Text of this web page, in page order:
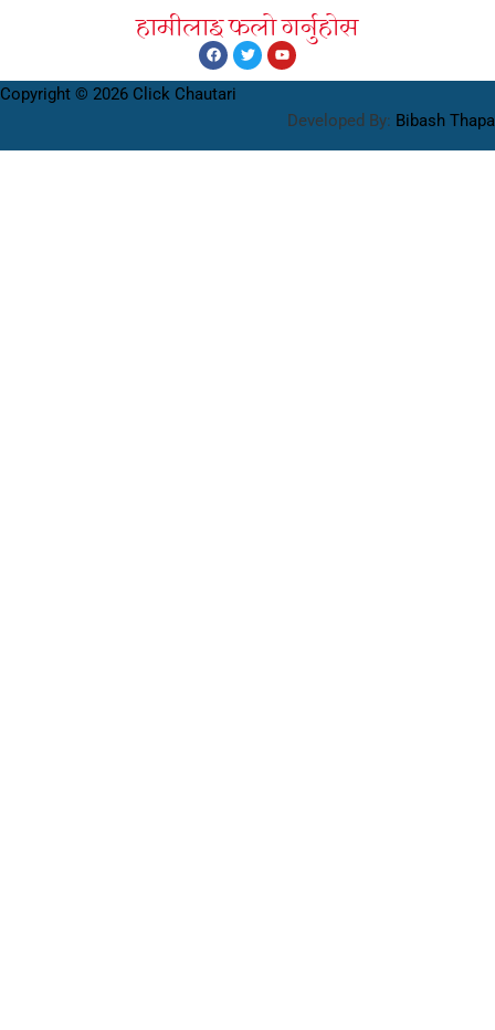
हामीलाइ फलाे गर्नुहाेस
Copyright © 2026 Click Chautari
Developed By: Bibash Thapa